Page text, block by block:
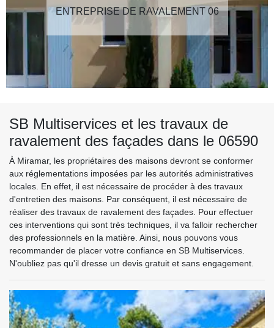
ENTREPRISE DE RAVALEMENT 06
SB Multiservices et les travaux de
ravalement des façades dans le 06590
À Miramar, les propriétaires des maisons devront se conformer
aux réglementations imposées par les autorités administratives
locales. En effet, il est nécessaire de procéder à des travaux
d'entretien des maisons. Par conséquent, il est nécessaire de
réaliser des travaux de ravalement des façades. Pour effectuer
ces interventions qui sont très techniques, il va falloir rechercher
des professionnels en la matière. Ainsi, nous pouvons vous
recommander de placer votre confiance en SB Multiservices.
N'oubliez pas qu'il dresse un devis gratuit et sans engagement.